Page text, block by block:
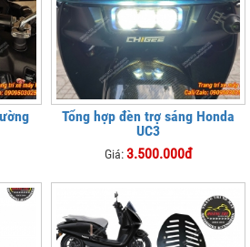
Tổng hợp đèn trợ sáng Honda
UC3
Giá:3.500.000đ